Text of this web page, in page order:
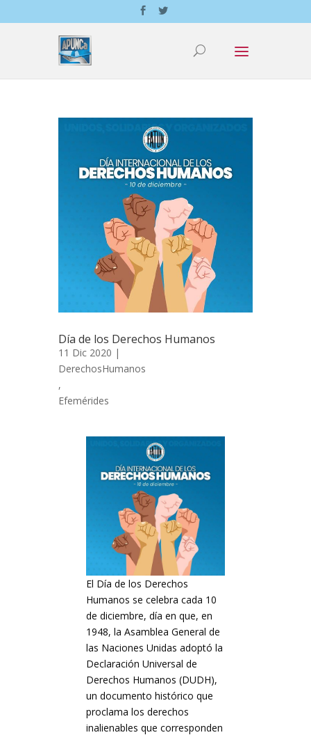
Día de los Derechos Humanos
11 Dic 2020 |
DerechosHumanos
,
Efemérides
El Día de los Derechos
Humanos se celebra cada 10
de diciembre, día en que, en
1948, la Asamblea General de
las Naciones Unidas adoptó la
Declaración Universal de
Derechos Humanos (DUDH),
un documento histórico que
proclama los derechos
inalienables que corresponden